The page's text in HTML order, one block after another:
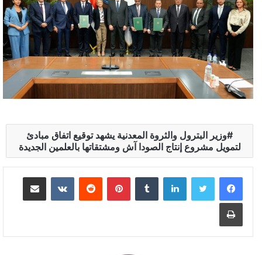
وزير البترول والثروة المعدنية يشهد توقيع اتفاق مبادئ
لتمويل مشروع إنتاج الصودا آش ومشتقاتها بالعلمين الجديدة
لينكدإن بينتيريست مشاركة عبر البريد
طباعة